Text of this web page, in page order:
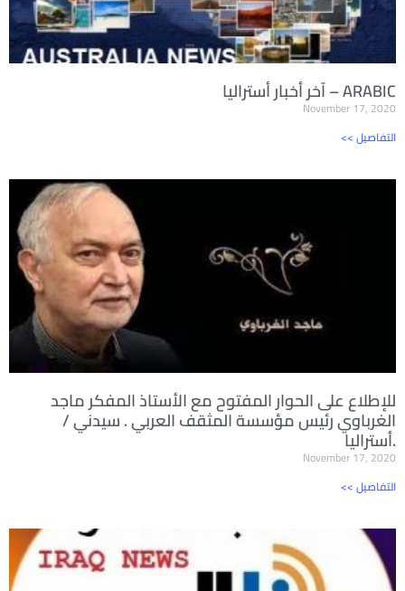
آخر أخبار أستراليا – ARABIC
November 17, 2020
<< التفاصيل
للإطلاع على الحوار المفتوح مع الأستاذ المفكر ماجد
الغرباوي رئيس مؤسسة المثقف العربي . سيدني /
أستراليا.
November 17, 2020
<< التفاصيل